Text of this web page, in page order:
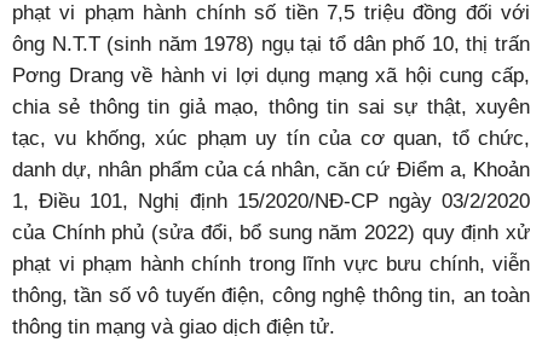
phạt vi phạm hành chính số tiền 7,5 triệu đồng đối với
ông N.T.T (sinh năm 1978) ngụ tại tổ dân phố 10, thị trấn
Pơng Drang về hành vi lợi dụng mạng xã hội cung cấp,
chia sẻ thông tin giả mạo, thông tin sai sự thật, xuyên
tạc, vu khống, xúc phạm uy tín của cơ quan, tổ chức,
danh dự, nhân phẩm của cá nhân, căn cứ Điểm a, Khoản
1, Điều 101, Nghị định 15/2020/NĐ-CP ngày 03/2/2020
của Chính phủ (sửa đổi, bổ sung năm 2022) quy định xử
phạt vi phạm hành chính trong lĩnh vực bưu chính, viễn
thông, tần số vô tuyến điện, công nghệ thông tin, an toàn
thông tin mạng và giao dịch điện tử.